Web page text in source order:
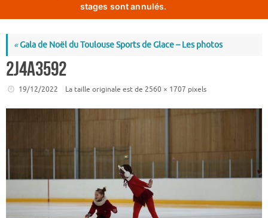
stages sont annulés.
«Gala de Noël du Toulouse Sports de Glace – Les photos
2J4A3592
19/12/2022 La taille originale est de 2560 × 1707 pixels